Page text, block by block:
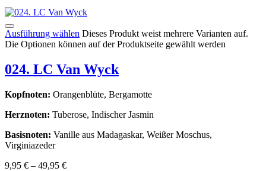
Ausführung wählen Dieses Produkt weist mehrere Varianten auf.
Die Optionen können auf der Produktseite gewählt werden
024. LC Van Wyck
Kopfnoten: Orangenblüte, Bergamotte
Herznoten: Tuberose, Indischer Jasmin
Basisnoten: Vanille aus Madagaskar, Weißer Moschus,
Virginiazeder
9,95 € – 49,95 €